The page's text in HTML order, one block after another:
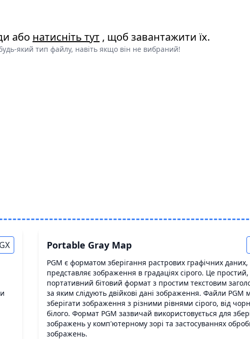
або натисніть тут , щоб завантажити їх.
який тип файлу, навіть якщо він не вибраний!
Portable Gray Map
PGM є форматом зберігання растрових графічних даних,
представляє зображення в градаціях сірого. Це простий,
портативний бітовий формат з простим текстовим
за яким слідують двійкові дані зображення. Файли PGM
зберігати зображення з різними рівнями сірого, від
білого. Формат PGM зазвичай використовується для
зображень у комп'ютерному зорі та застосуваннях
зображень.